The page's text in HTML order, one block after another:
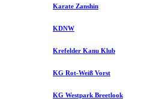
Karate Zanshin
KDNW
Krefelder Kanu Klub
KG Rot-Weiß Vorst
KG Westpark Breetlook